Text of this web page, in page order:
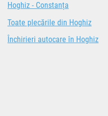
Hoghiz - Constanța
Toate plecările din Hoghiz
Închirieri autocare în Hoghiz